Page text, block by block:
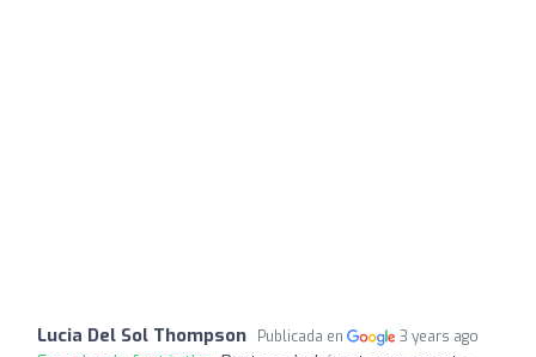
Lucia Del Sol Thompson Publicada en 3 years ago